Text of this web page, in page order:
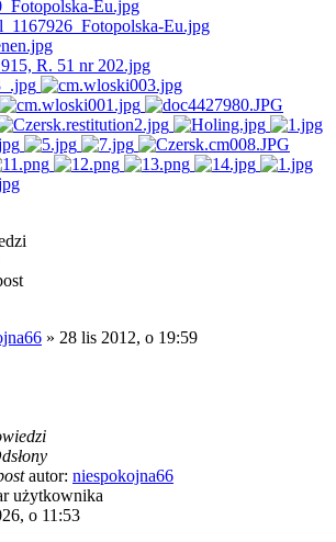
» 28 lis 2012, o 19:59
autor: niespokojna66
o 11:53